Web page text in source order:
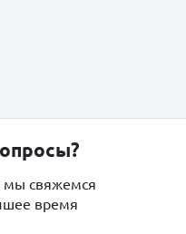
мы свяжемся
время